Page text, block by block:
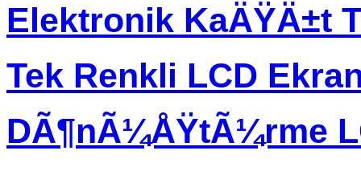
Elektronik KaÄŸÄ±t
Tek Renkli LCD
DÃ¶nÃ¼ÅŸtÃ¼rme